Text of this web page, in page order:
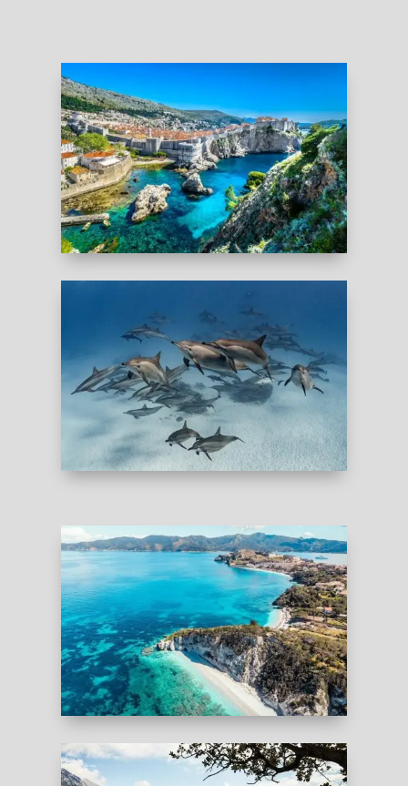
CROATIE
Une occasion unique de plonger en apnée avec
des dauphins dans les eaux pures de la mer
Rouge. Naviguez et plongez en apnée pendant
cette croisière tout compris.
EGYPTE
nord de la Sardaigne est une
occasion unique d'échapper à la foule et de
découvrir des paradis cachés en Europe.
ITALIE